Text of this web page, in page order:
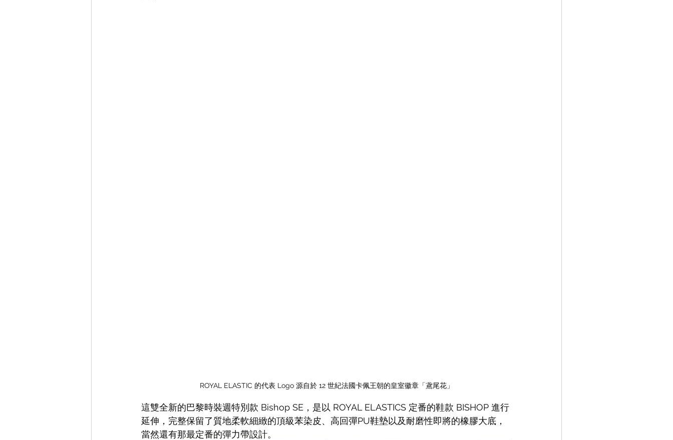
ROYAL ELASTIC 的代表 Logo 源自於 12 世紀法國卡佩王朝的皇室徽章「鳶尾花」
這雙全新的巴黎時裝週特別款 Bishop SE，是以 ROYAL ELASTICS 定番的鞋款 BISHOP 進行
延伸，完整保留了質地柔軟細緻的頂級苯染皮、高回彈PU鞋墊以及耐磨性即將的橡膠大底，
當然還有那最定番的彈力帶設計。